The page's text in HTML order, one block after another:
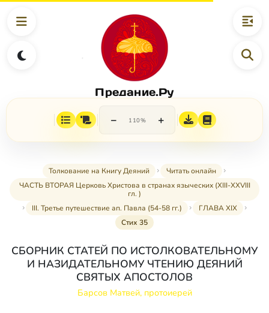
Предание.Ру
− 110% +
Толкование на Книгу Деяний
Читать онлайн
ЧАСТЬ ВТОРАЯ Церковь Христова в странах языческих (XIII-XXVIII
гл. )
III. Третье путешествие ап. Павла (54-58 гг.)
ГЛАВА XIX
Стих 35
СБОРНИК СТАТЕЙ ПО ИСТОЛКОВАТЕЛЬНОМУ
И НАЗИДАТЕЛЬНОМУ ЧТЕНИЮ ДЕЯНИЙ
СВЯТЫХ АПОСТОЛОВ
Барсов Матвей, протоиерей